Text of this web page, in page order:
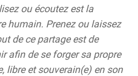
ou écoutez est la
humain. Prenez ou laissez
de ce partage est de
afin de se forger sa propre
libre et souverain(e) en son